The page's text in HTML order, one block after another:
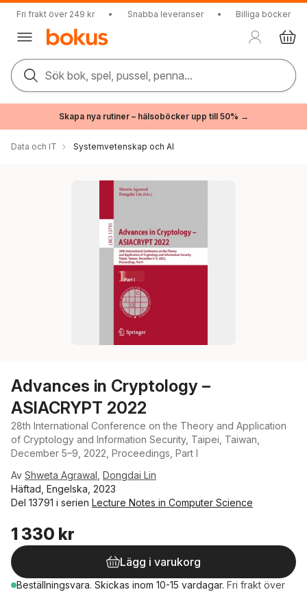
Fri frakt över 249 kr • Snabba leveranser • Billiga böcker
Sök bok, spel, pussel, penna...
Skapa nya rutiner – hälsoböcker upp till 50% →
Data och IT Systemvetenskap och AI
Advances in Cryptology –
ASIACRYPT 2022
28th International Conference on the Theory and Application
of Cryptology and Information Security, Taipei, Taiwan,
December 5–9, 2022, Proceedings, Part I
Av Shweta Agrawal Dongdai Lin
Häftad, Engelska, 2023
Del 13791 i serien Lecture Notes in Computer Science
1 330 kr
Lägg i varukorg
Beställningsvara. Skickas inom 10-15 vardagar. Fri frakt över